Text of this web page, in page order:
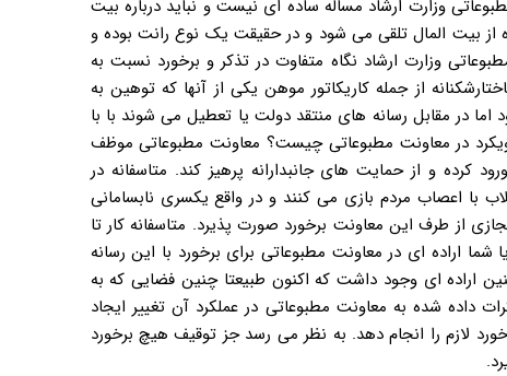
وزارت ارشاد مساله ساده ای نیست و نباید درباره بیت
از بیت المال تلقی می شود و در حقیقت یک نوع رانت بوده و
وزارت ارشاد نگاه متفاوت در تذکر و برخورد نسبت به
از جمله کاریکاتور موهن یکی از آنها که توهین به
در مقابل رسانه های منتقد دولت یا تعطیل می شوند با با
در معاونت مطبوعاتی چیست؟ معاونت مطبوعاتی موظف
و از حمایت های جانبدارانه پرهیز کند. متاسفانه در
با اعصاب مردم بازی می کنند و در واقع یکسری نابسامانی
از طرف این معاونت برخورد صورت پذیرد. متاسفانه کار تا
اراده ای در معاونت مطبوعاتی برای برخورد با این رسانه
اراده ای وجود داشت که اکنون طبیعتا چنین فضایی که به
شده به معاونت مطبوعاتی در عملکرد آن تغییر ایجاد
لازم را انجام دهد. به نظر می رسد جز توقیف هیچ برخورد